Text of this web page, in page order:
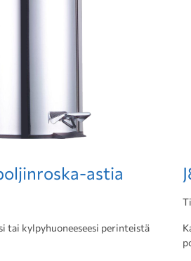
astia
tai kylpyhuoneeseesi perinteistä